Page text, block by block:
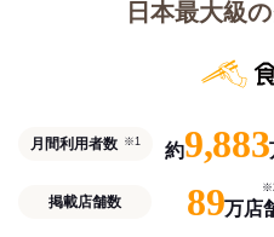
日本最大級
月間利用者数 ※1 約9,883
掲載店舗数 89万店